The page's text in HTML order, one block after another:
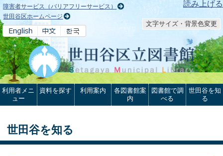
本文へ 読み上げる
障害者サービス（バリアフリーサービス）
世田谷区ホームページ
文字サイズ・背景色変更
利用者メニ
ュー
資料を探す 利用案内
各図書館案
内
図書館で調
べる
世田谷を知
る
世田谷を知る